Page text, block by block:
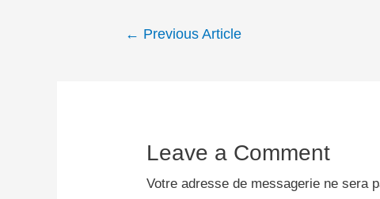
← Previous Article
Leave a Comment
Votre adresse de messagerie ne sera